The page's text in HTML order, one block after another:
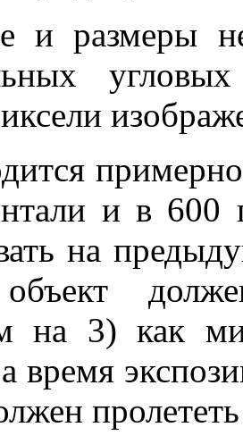
и размеры
и в 600
на
на 3) как
время